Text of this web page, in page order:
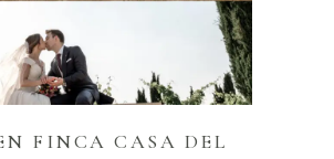
FINCA CASA DEL